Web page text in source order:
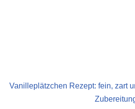
Vanilleplätzchen Rezept: fein, zart